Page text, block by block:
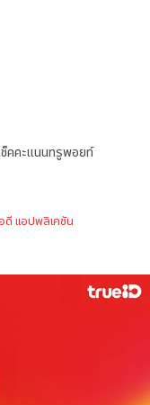
คคะแนนทรูพอยท์
ดี แอปพลิเคชัน